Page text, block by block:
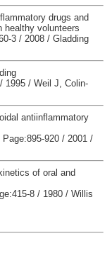
drugs and
healthy volunteers
3 / 2008 / Gladding
1995 / Weil J, Colin-
antiinflammatory
920 / 2001 /
of oral and
8 / 1980 / Willis